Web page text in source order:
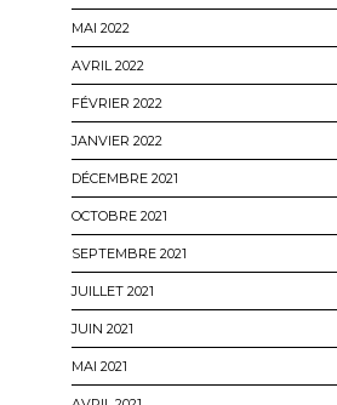
MAI 2022
AVRIL 2022
FÉVRIER 2022
JANVIER 2022
DÉCEMBRE 2021
OCTOBRE 2021
SEPTEMBRE 2021
JUILLET 2021
JUIN 2021
MAI 2021